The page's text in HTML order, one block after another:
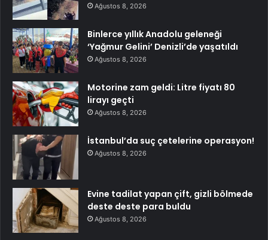
Ağustos 8, 2026
Binlerce yıllık Anadolu geleneği
‘Yağmur Gelini’ Denizli’de yaşatıldı
Ağustos 8, 2026
Motorine zam geldi: Litre fiyatı 80
lirayı geçti
Ağustos 8, 2026
İstanbul’da suç çetelerine operasyon!
Ağustos 8, 2026
Evine tadilat yapan çift, gizli bölmede
deste deste para buldu
Ağustos 8, 2026